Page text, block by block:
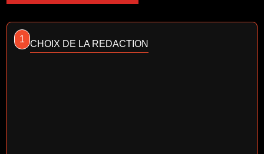
1 CHOIX DE LA REDACTION